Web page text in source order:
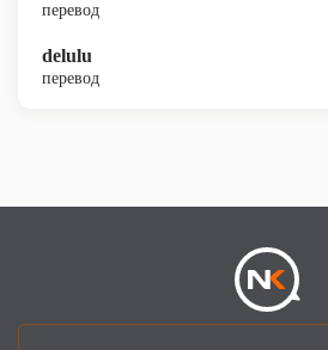
перевод
delulu
перевод